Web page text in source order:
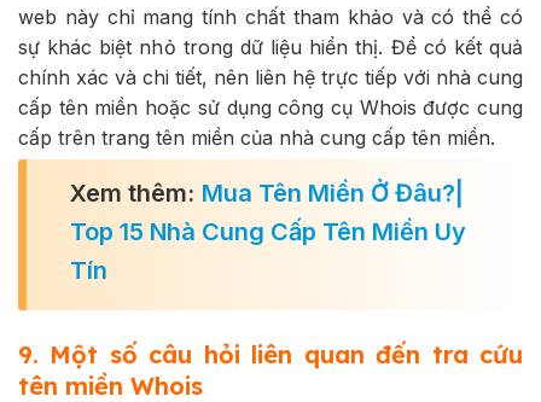
web này chỉ mang tính chất tham khảo và có thể có
sự khác biệt nhỏ trong dữ liệu hiển thị. Để có kết quả
chính xác và chi tiết, nên liên hệ trực tiếp với nhà cung
cấp tên miền hoặc sử dụng công cụ Whois được cung
cấp trên trang tên miền của nhà cung cấp tên miền.
Xem thêm: Mua Tên Miền Ở Đâu?|
Top 15 Nhà Cung Cấp Tên Miền Uy
Tín
9. Một số câu hỏi liên quan đến tra cứu
tên miền Whois